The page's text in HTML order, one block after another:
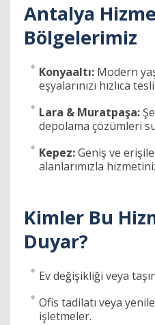
Antalya
Bölgelerimiz
Konyaaltı: Modern
eşyalarınızı hızlıca
Lara & Muratpaşa:
depolama çözümleri
Kepez:Geniş ve
alanlarımızla
Kimler Bu
Duyar?
Ev değişikliği veya
Ofis tadilatı veya
işletmeler.